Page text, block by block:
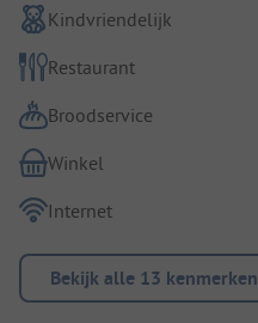
Kindvriendelijk
Restaurant
Broodservice
Winkel
Internet
Bekijk alle 13 kenmerken